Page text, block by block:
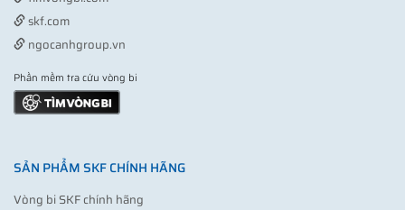
skf.com
ngocanhgroup.vn
Phần mềm tra cứu vòng bi
SẢN PHẨM SKF CHÍNH HÃNG
Vòng bi SKF chính hãng